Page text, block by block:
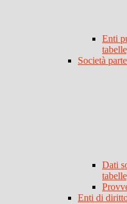
Enti
Società
Dati
Enti di